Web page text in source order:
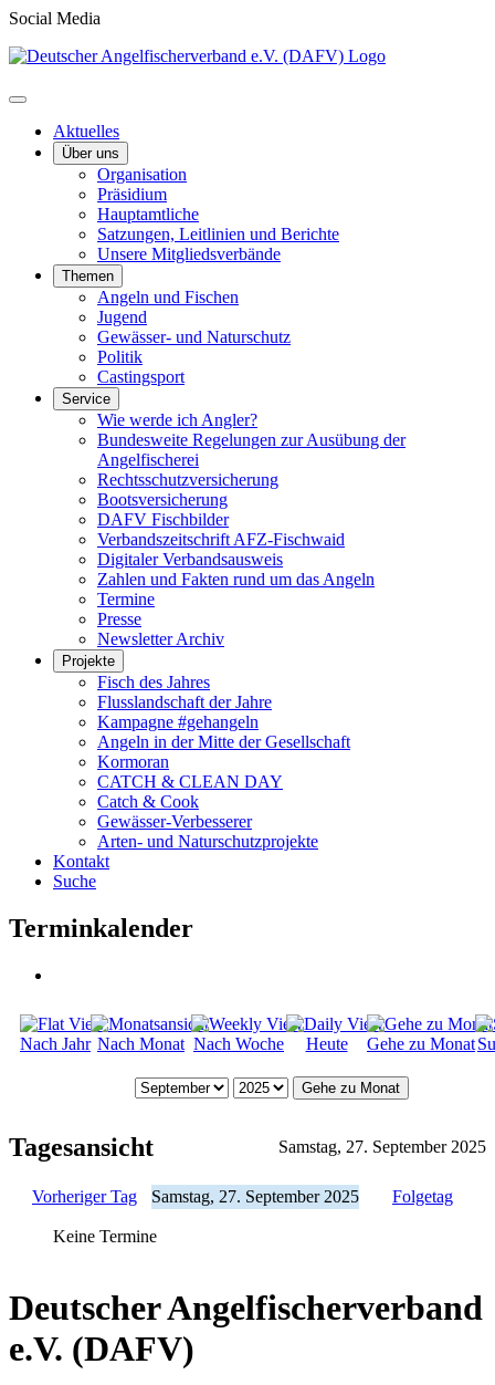
Social Media
Aktuelles
Über uns
Organisation
Präsidium
Hauptamtliche
Satzungen, Leitlinien und Berichte
Unsere Mitgliedsverbände
Themen
Angeln und Fischen
Jugend
Gewässer- und Naturschutz
Politik
Castingsport
Service
Wie werde ich Angler?
Bundesweite Regelungen zur Ausübung der
Angelfischerei
Rechtsschutzversicherung
Bootsversicherung
DAFV Fischbilder
Verbandszeitschrift AFZ-Fischwaid
Digitaler Verbandsausweis
Zahlen und Fakten rund um das Angeln
Termine
Presse
Newsletter Archiv
Projekte
Fisch des Jahres
Flusslandschaft der Jahre
Kampagne #gehangeln
Angeln in der Mitte der Gesellschaft
Kormoran
CATCH & CLEAN DAY
Catch & Cook
Gewässer-Verbesserer
Arten- und Naturschutzprojekte
Kontakt
Suche
Terminkalender
Nach Jahr Nach Monat Nach Woche Heute Gehe zu Monat
Gehe zu Monat
Tagesansicht Samstag, 27. September 2025
Vorheriger Tag Samstag, 27. September 2025 Folgetag
Keine Termine
Deutscher Angelfischerverband
e.V. (DAFV)